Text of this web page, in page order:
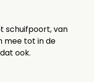
schuifpoort, van
mee tot in de
ook.